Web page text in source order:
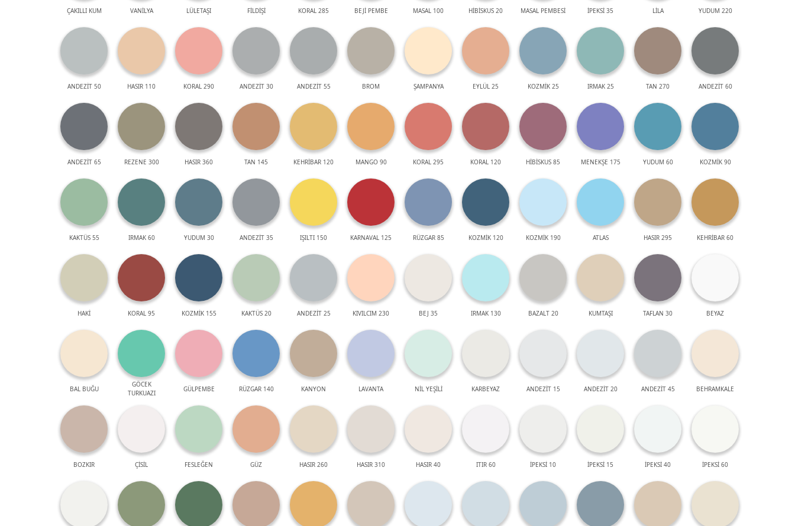
ÇAKILLI KUM VANİLYA LÜLETAŞI FİLDİŞİ KORAL 285 BEJİ PEMBE MASAL 100 HİBİSKUS 20 MASAL PEMBESİ İPEKSİ 35 LİLA YUDUM 220
ANDEZİT 50 HASIR 110 KORAL 290 ANDEZİT 30 ANDEZİT 55 BROM ŞAMPANYA EYLÜL 25 KOZMİK 25 IRMAK 25 TAN 270 ANDEZİT 60
ANDEZİT 65 REZENE 300 HASIR 360 TAN 145 KEHRİBAR 120 MANGO 90 KORAL 295 KORAL 120 HİBİSKUS 85 MENEKŞE 175 YUDUM 60 KOZMİK 90
KAKTÜS 55 IRMAK 60 YUDUM 30 ANDEZİT 35 IŞILTI 150 KARNAVAL 125 RÜZGAR 85 KOZMİK 120 KOZMİK 190 ATLAS HASIR 295 KEHRİBAR 60
HAKİ KORAL 95 KOZMİK 155 KAKTÜS 20 ANDEZİT 25 KIVILCIM 230 BEJ 35 IRMAK 130 BAZALT 20 KUMTAŞI TAFLAN 30 BEYAZ
BAL BUĞU
GÖCEK
TURKUAZI
GÜLPEMBE RÜZGAR 140 KANYON LAVANTA NİL YEŞİLİ KARBEYAZ ANDEZİT 15 ANDEZİT 20 ANDEZİT 45 BEHRAMKALE
BOZKIR ÇİSİL FESLEĞEN GÜZ HASIR 260 HASIR 310 HASIR 40 ITIR 60 İPEKSİ 10 İPEKSİ 15 İPEKSİ 40 İPEKSİ 60